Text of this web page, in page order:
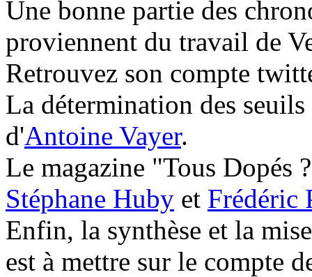
Une bonne partie des
proviennent du travail de
Retrouvez son compte
La détermination des
d'Antoine Vayer.
Le magazine "Tous Dopés
Stéphane Huby et Frédéric
Enfin, la synthèse et la
est à mettre sur le compte